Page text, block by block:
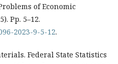
of Economic
Pp. 5–12.
2023-9-5-12.
Federal State Statistics